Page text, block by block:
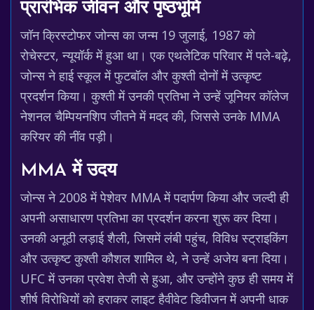
प्रारंभिक जीवन और पृष्ठभूमि
जॉन क्रिस्टोफर जोन्स का जन्म 19 जुलाई, 1987 को
रोचेस्टर, न्यूयॉर्क में हुआ था। एक एथलेटिक परिवार में पले-बढ़े,
जोन्स ने हाई स्कूल में फुटबॉल और कुश्ती दोनों में उत्कृष्ट
प्रदर्शन किया। कुश्ती में उनकी प्रतिभा ने उन्हें जूनियर कॉलेज
नेशनल चैम्पियनशिप जीतने में मदद की, जिससे उनके MMA
करियर की नींव पड़ी।
MMA में उदय
जोन्स ने 2008 में पेशेवर MMA में पदार्पण किया और जल्दी ही
अपनी असाधारण प्रतिभा का प्रदर्शन करना शुरू कर दिया।
उनकी अनूठी लड़ाई शैली, जिसमें लंबी पहुंच, विविध स्ट्राइकिंग
और उत्कृष्ट कुश्ती कौशल शामिल थे, ने उन्हें अजेय बना दिया।
UFC में उनका प्रवेश तेजी से हुआ, और उन्होंने कुछ ही समय में
शीर्ष विरोधियों को हराकर लाइट हैवीवेट डिवीजन में अपनी धाक